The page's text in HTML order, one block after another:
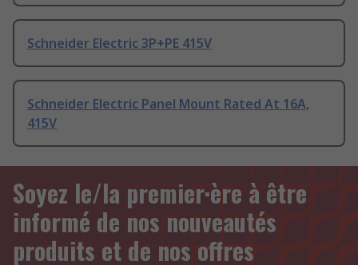
Schneider Electric 3P+PE 415V
Schneider Electric Panel Mount Rated At 16A,
415V
Soyez le/la premier·ère à être
informé de nos nouveautés
produits et de nos offres